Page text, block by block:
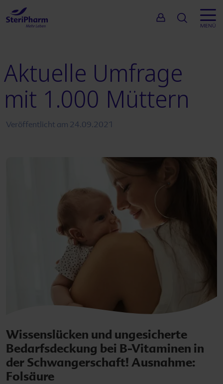
Suche
MENÜ
Aktuelle Umfrage
mit 1.000 Müttern
Veröffentlicht am 24.09.2021
Wissenslücken und ungesicherte
Bedarfsdeckung bei B-Vitaminen in
der Schwangerschaft! Ausnahme:
Folsäure